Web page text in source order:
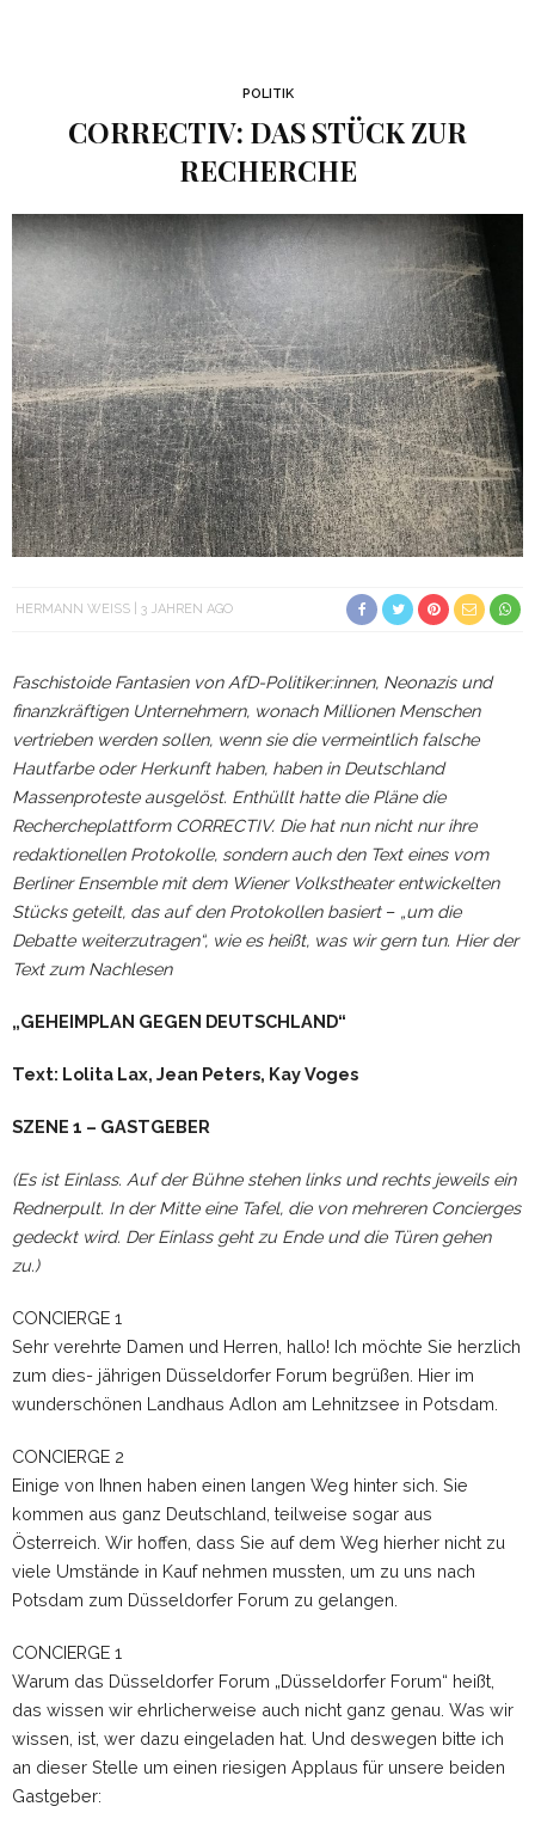
POLITIK
CORRECTIV: DAS STÜCK ZUR
RECHERCHE
HERMANN WEISS 3 JAHREN AGO
Faschistoide Fantasien von AfD-Politiker:innen, Neonazis und
finanzkräftigen Unternehmern, wonach Millionen Menschen
vertrieben werden sollen, wenn sie die vermeintlich falsche
Hautfarbe oder Herkunft haben, haben in Deutschland
Massenproteste ausgelöst. Enthüllt hatte die Pläne die
Rechercheplattform CORRECTIV. Die hat nun nicht nur ihre
redaktionellen Protokolle, sondern auch den Text eines vom
Berliner Ensemble mit dem Wiener Volkstheater entwickelten
Stücks geteilt, das auf den Protokollen basiert– „um die
Debatte weiterzutragen“, wie es heißt, was wir gern tun. Hier der
Text zum Nachlesen
„GEHEIMPLAN GEGEN DEUTSCHLAND“
Text: Lolita Lax, Jean Peters, Kay Voges
SZENE 1 – GASTGEBER
(Es ist Einlass. Auf der Bühne stehen links und rechts jeweils ein
Rednerpult. In der Mitte eine Tafel, die von mehreren Concierges
gedeckt wird. Der Einlass geht zu Ende und die Türen gehen
zu.)
CONCIERGE 1
Sehr verehrte Damen und Herren, hallo! Ich möchte Sie herzlich
zum dies- jährigen Düsseldorfer Forum begrüßen. Hier im
wunderschönen Landhaus Adlon am Lehnitzsee in Potsdam.
CONCIERGE 2
Einige von Ihnen haben einen langen Weg hinter sich. Sie
kommen aus ganz Deutschland, teilweise sogar aus
Österreich. Wir hoffen, dass Sie auf dem Weg hierher nicht zu
viele Umstände in Kauf nehmen mussten, um zu uns nach
Potsdam zum Düsseldorfer Forum zu gelangen.
CONCIERGE 1
Warum das Düsseldorfer Forum „Düsseldorfer Forum“ heißt,
das wissen wir ehrlicherweise auch nicht ganz genau. Was wir
wissen, ist, wer dazu eingeladen hat. Und deswegen bitte ich
an dieser Stelle um einen riesigen Applaus für unsere beiden
Gastgeber: